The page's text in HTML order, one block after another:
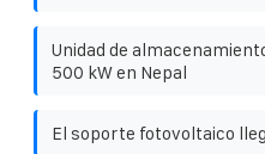
Unidad de
500 kW en Nepal
El soporte fotovoltaico